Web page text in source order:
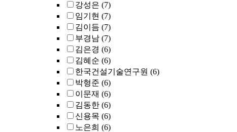
강성은 (7)
임기현 (7)
김이듬 (7)
부경남 (7)
김은경 (6)
김혜순 (6)
한국건설기술연구원 (6)
박형준 (6)
이문재 (6)
김동한 (6)
신용목 (6)
노은희 (6)